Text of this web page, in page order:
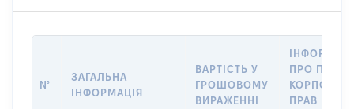
№
ЗАГАЛЬНА
ІНФОРМАЦІЯ
ВАРТІСТЬ У
ГРОШОВОМУ
ВИРАЖЕННІ
ПРО
ПРАВ В